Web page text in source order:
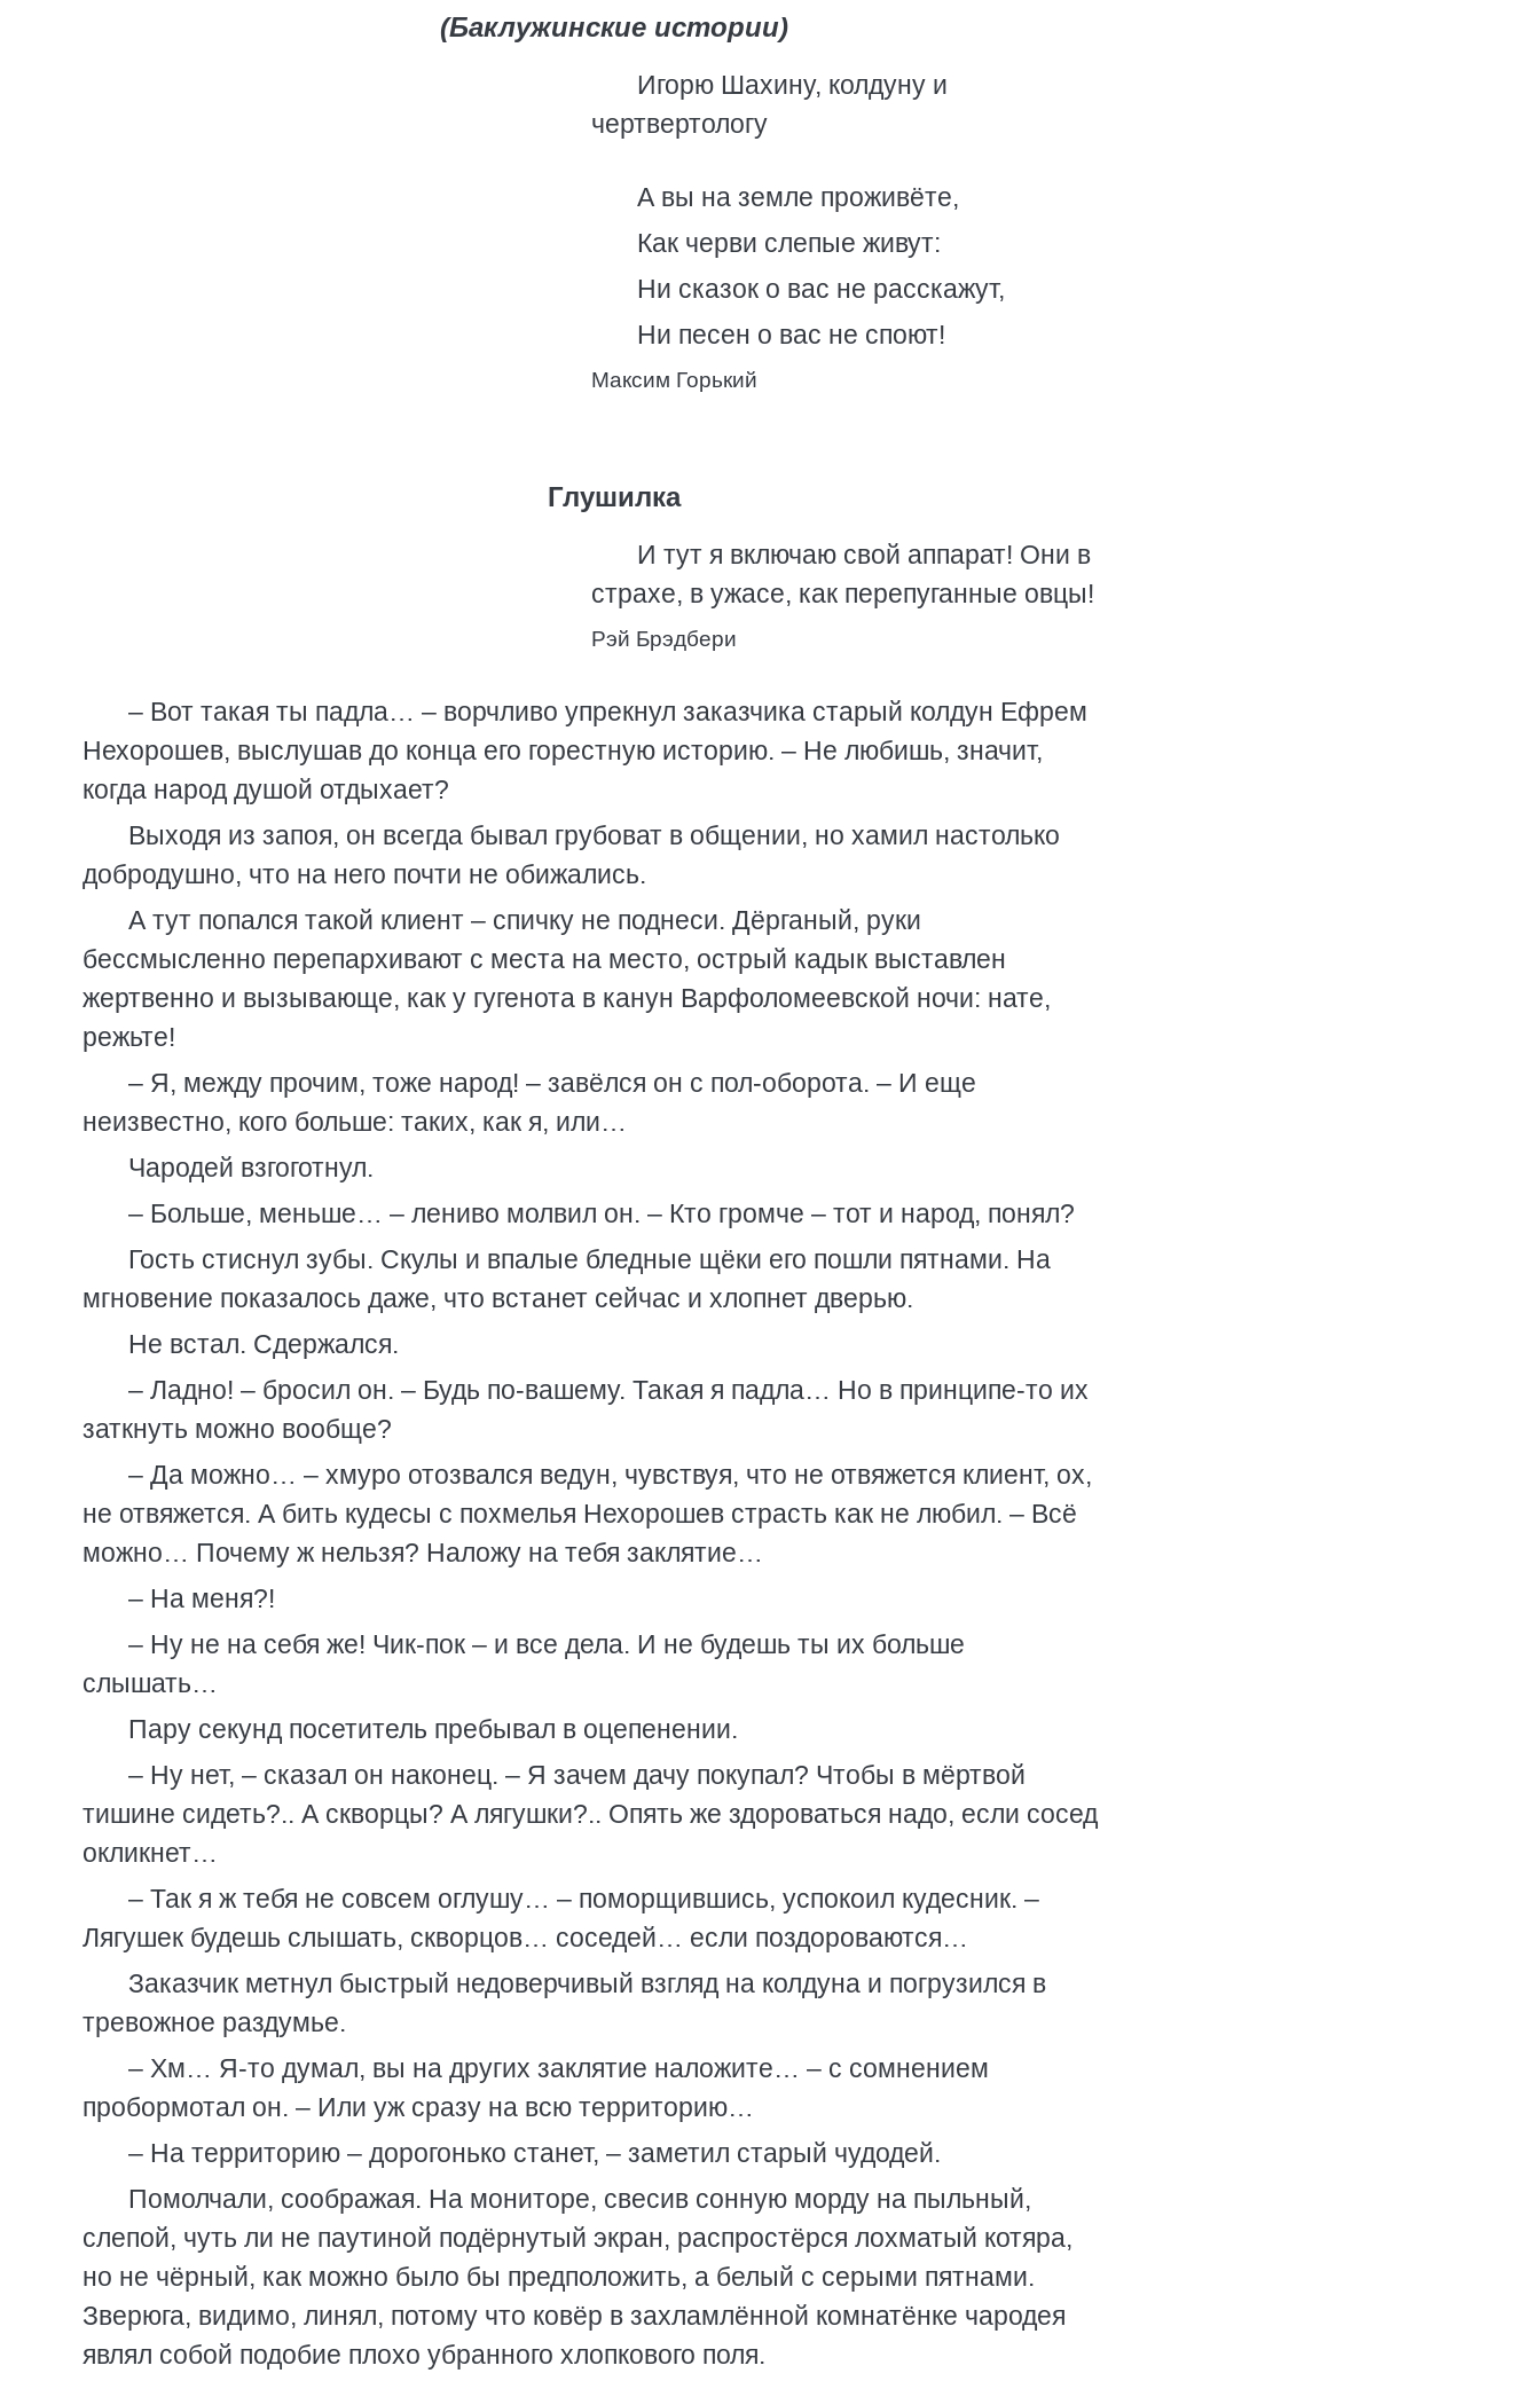
(Баклужинские истории)
Игорю Шахину, колдуну и
чертвертологу
А вы на земле проживёте,
Как черви слепые живут:
Ни сказок о вас не расскажут,
Ни песен о вас не споют!
Максим Горький
Глушилка
И тут я включаю свой аппарат! Они в
страхе, в ужасе, как перепуганные овцы!
Рэй Брэдбери
– Вот такая ты падла… – ворчливо упрекнул заказчика старый колдун Ефрем
Нехорошев, выслушав до конца его горестную историю. – Не любишь, значит,
когда народ душой отдыхает?
Выходя из запоя, он всегда бывал грубоват в общении, но хамил настолько
добродушно, что на него почти не обижались.
А тут попался такой клиент – спичку не поднеси. Дёрганый, руки
бессмысленно перепархивают с места на место, острый кадык выставлен
жертвенно и вызывающе, как у гугенота в канун Варфоломеевской ночи: нате,
режьте!
– Я, между прочим, тоже народ! – завёлся он с пол-оборота. – И еще
неизвестно, кого больше: таких, как я, или…
Чародей взгоготнул.
– Больше, меньше… – лениво молвил он. – Кто громче – тот и народ, понял?
Гость стиснул зубы. Скулы и впалые бледные щёки его пошли пятнами. На
мгновение показалось даже, что встанет сейчас и хлопнет дверью.
Не встал. Сдержался.
– Ладно! – бросил он. – Будь по-вашему. Такая я падла… Но в принципе-то их
заткнуть можно вообще?
– Да можно… – хмуро отозвался ведун, чувствуя, что не отвяжется клиент, ох,
не отвяжется. А бить кудесы с похмелья Нехорошев страсть как не любил. – Всё
можно… Почему ж нельзя? Наложу на тебя заклятие…
– На меня?!
– Ну не на себя же! Чик-пок – и все дела. И не будешь ты их больше
слышать…
Пару секунд посетитель пребывал в оцепенении.
– Ну нет, – сказал он наконец. – Я зачем дачу покупал? Чтобы в мёртвой
тишине сидеть?.. А скворцы? А лягушки?.. Опять же здороваться надо, если сосед
окликнет…
– Так я ж тебя не совсем оглушу… – поморщившись, успокоил кудесник. –
Лягушек будешь слышать, скворцов… соседей… если поздороваются…
Заказчик метнул быстрый недоверчивый взгляд на колдуна и погрузился в
тревожное раздумье.
– Хм… Я-то думал, вы на других заклятие наложите… – с сомнением
пробормотал он. – Или уж сразу на всю территорию…
– На территорию – дорогонько станет, – заметил старый чудодей.
Помолчали, соображая. На мониторе, свесив сонную морду на пыльный,
слепой, чуть ли не паутиной подёрнутый экран, распростёрся лохматый котяра,
но не чёрный, как можно было бы предположить, а белый с серыми пятнами.
Зверюга, видимо, линял, потому что ковёр в захламлённой комнатёнке чародея
являл собой подобие плохо убранного хлопкового поля.